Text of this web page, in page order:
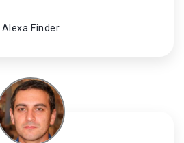
Alexa Finder